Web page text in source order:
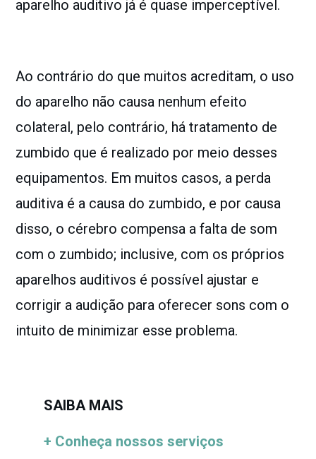
aparelho auditivo já é quase imperceptível.
Ao contrário do que muitos acreditam, o uso
do aparelho não causa nenhum efeito
colateral, pelo contrário, há tratamento de
zumbido que é realizado por meio desses
equipamentos. Em muitos casos, a perda
auditiva é a causa do zumbido, e por causa
disso, o cérebro compensa a falta de som
com o zumbido; inclusive, com os próprios
aparelhos auditivos é possível ajustar e
corrigir a audição para oferecer sons com o
intuito de minimizar esse problema.
SAIBA MAIS
+ Conheça nossos serviços